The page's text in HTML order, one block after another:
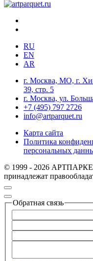
RU
EN
AR
г. Москва, МО, г.
39, стр. 5
г. Москва, ул.
+7 (495) 797 2726
info@artparquet.ru
Карта сайта
Политика
персональных
© 1999 - 2026
принадлежат
Обратная связь